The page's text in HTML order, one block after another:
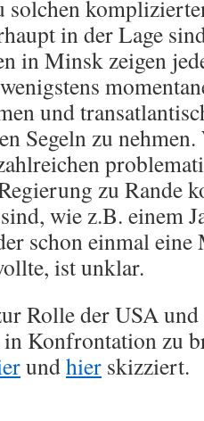
solchen
in der Lage
in Minsk zeigen
und
Segeln zu
zu Rande
wie z.B. einem
schon einmal eine
ist unklar.
Rolle der USA
Konfrontation zu
undhier skizziert.